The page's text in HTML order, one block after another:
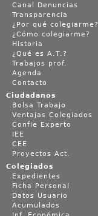
Canal Denuncias
Transparencia
¿Por qué colegiarme?
¿Cómo colegiarme?
Historia
¿Qué es A.T.?
Trabajos prof.
Agenda
Contacto
Ciudadanos
Bolsa Trabajo
Ventajas Colegiados
Confie Experto
IEE
CEE
Proyectos Act.
Colegiados
Expedientes
Ficha Personal
Datos Usuario
Acumulados